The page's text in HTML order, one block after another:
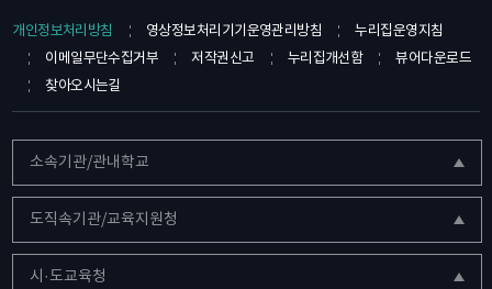
개인정보처리방침 영상정보처리기기운영관리방침
누리집운영지침
이메일무단수집거부
저작권신고 누리집개선함
뷰어다운로드
찾아오시는길
소속기관/관내학교
도직속기관/교육지원청
시·도교육청